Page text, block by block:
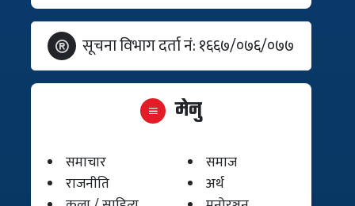
सूचना विभाग दर्ता नं: १६६७/०७६/०७७
मेनु
समाचार
समाज
राजनीति
अर्थ